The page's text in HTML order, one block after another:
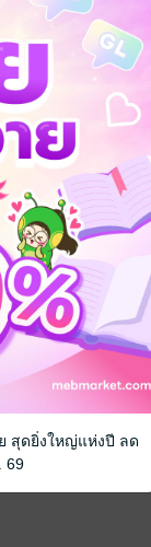
สุดยิ่งใหญ่แห่งปี ลด
69